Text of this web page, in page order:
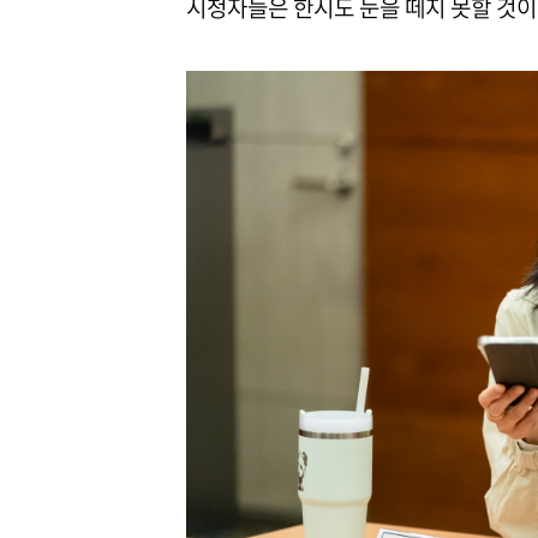
시청자들은 한시도 눈을 떼지 못할 것